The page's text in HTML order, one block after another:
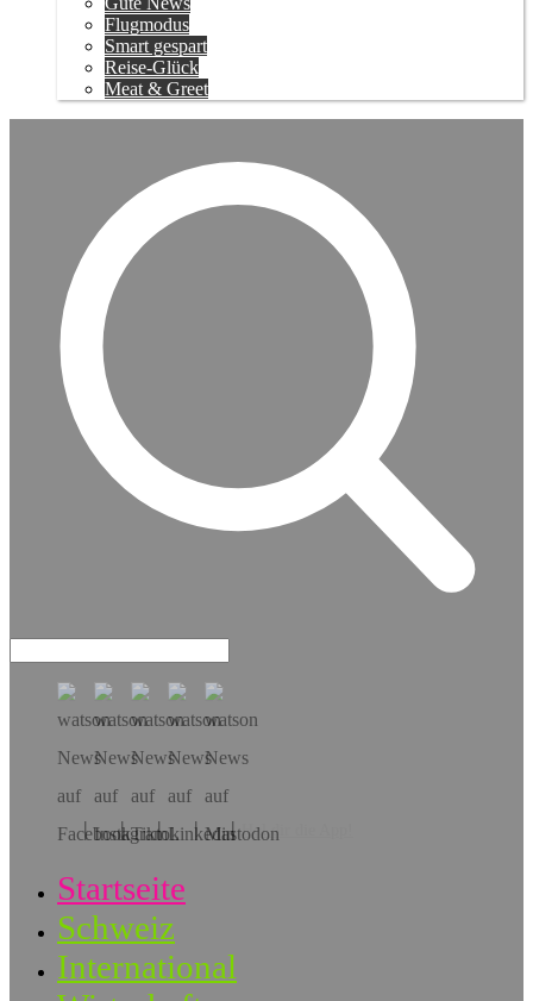
Flugmodus
Smart gespart
Reise-Glück
Meat & Greet
Hol dir die App!
Startseite
Schweiz
International